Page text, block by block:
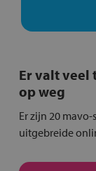
Er valt veel
op weg
Er zijn 20
uitgebreide